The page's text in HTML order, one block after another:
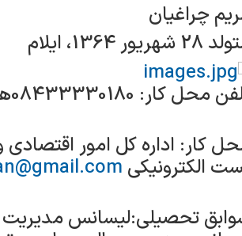
چراغیان
1364، ایلام
کار: 08433330180همراه : 09914569815
کار: اداره کل امور اقتصادی
الکترونیکی
تحصیلی:لیسانس مدیریت